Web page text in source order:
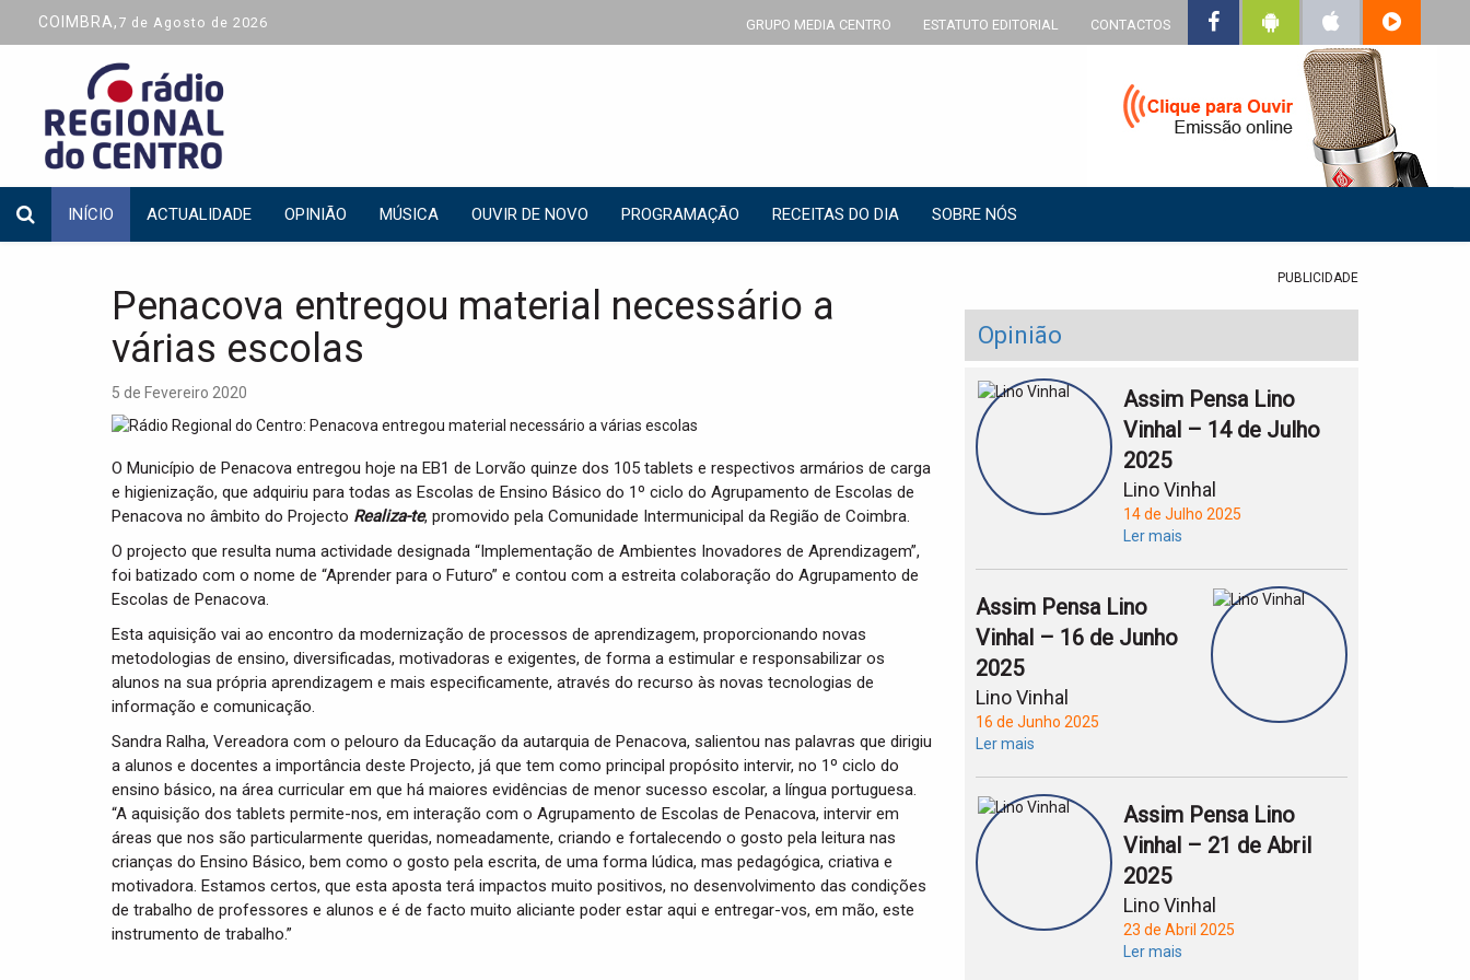
COIMBRA, 7 de Agosto de 2026 GRUPO MEDIA CENTRO ESTATUTO EDITORIAL CONTACTOS
INÍCIO ACTUALIDADE OPINIÃO MÚSICA OUVIR DE NOVO PROGRAMAÇÃO RECEITAS DO DIA SOBRE NÓS
Penacova entregou material necessário a
várias escolas
5 de Fevereiro 2020
O Município de Penacova entregou hoje na EB1 de Lorvão quinze dos 105 tablets e respectivos armários de carga
e higienização, que adquiriu para todas as Escolas de Ensino Básico do 1º ciclo do Agrupamento de Escolas de
Penacova no âmbito do Projecto Realiza-te, promovido pela Comunidade Intermunicipal da Região de Coimbra.
O projecto que resulta numa actividade designada “Implementação de Ambientes Inovadores de Aprendizagem”,
foi batizado com o nome de “Aprender para o Futuro” e contou com a estreita colaboração do Agrupamento de
Escolas de Penacova.
Esta aquisição vai ao encontro da modernização de processos de aprendizagem, proporcionando novas
metodologias de ensino, diversificadas, motivadoras e exigentes, de forma a estimular e responsabilizar os
alunos na sua própria aprendizagem e mais especificamente, através do recurso às novas tecnologias de
informação e comunicação.
Sandra Ralha, Vereadora com o pelouro da Educação da autarquia de Penacova, salientou nas palavras que dirigiu
a alunos e docentes a importância deste Projecto, já que tem como principal propósito intervir, no 1º ciclo do
ensino básico, na área curricular em que há maiores evidências de menor sucesso escolar, a língua portuguesa.
“A aquisição dos tablets permite-nos, em interação com o Agrupamento de Escolas de Penacova, intervir em
áreas que nos são particularmente queridas, nomeadamente, criando e fortalecendo o gosto pela leitura nas
crianças do Ensino Básico, bem como o gosto pela escrita, de uma forma lúdica, mas pedagógica, criativa e
motivadora. Estamos certos, que esta aposta terá impactos muito positivos, no desenvolvimento das condições
de trabalho de professores e alunos e é de facto muito aliciante poder estar aqui e entregar-vos, em mão, este
instrumento de trabalho.”
PUBLICIDADE
Opinião
Assim Pensa Lino
Vinhal – 14 de Julho
2025
Lino Vinhal
14 de Julho 2025
Ler mais
Assim Pensa Lino
Vinhal – 16 de Junho
2025
Lino Vinhal
16 de Junho 2025
Ler mais
Assim Pensa Lino
Vinhal – 21 de Abril
2025
Lino Vinhal
23 de Abril 2025
Ler mais